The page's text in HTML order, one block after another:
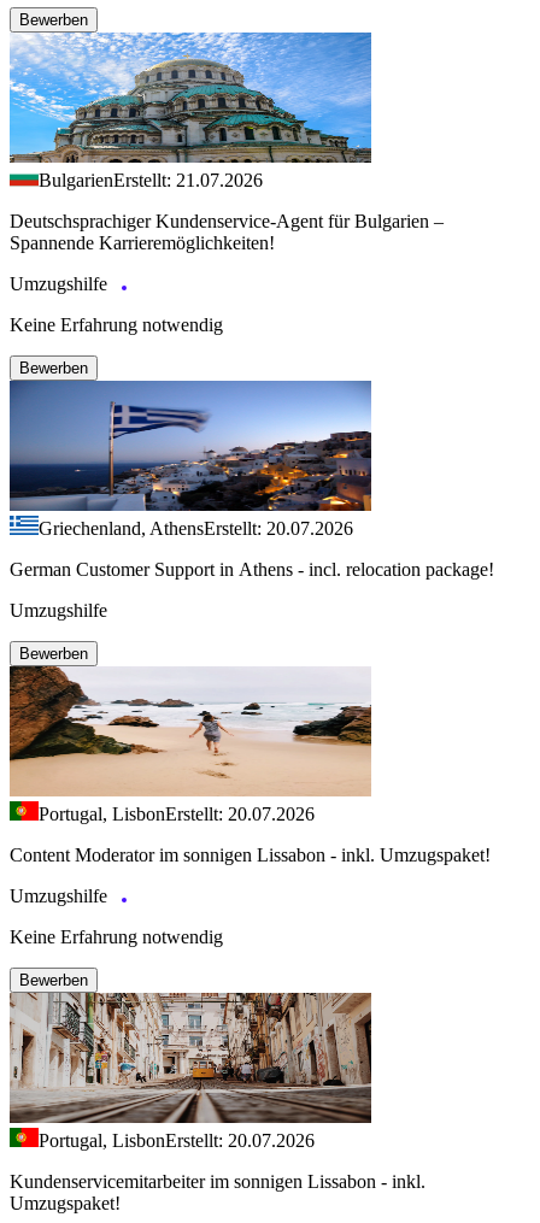
Bewerben
BulgarienErstellt: 21.07.2026
Deutschsprachiger Kundenservice-Agent für Bulgarien –
Spannende Karrieremöglichkeiten!
Umzugshilfe
Keine Erfahrung notwendig
Bewerben
Griechenland, AthensErstellt: 20.07.2026
German Customer Support in Athens - incl. relocation package!
Umzugshilfe
Bewerben
Portugal, LisbonErstellt: 20.07.2026
Content Moderator im sonnigen Lissabon - inkl. Umzugspaket!
Umzugshilfe
Keine Erfahrung notwendig
Bewerben
Portugal, LisbonErstellt: 20.07.2026
Kundenservicemitarbeiter im sonnigen Lissabon - inkl.
Umzugspaket!